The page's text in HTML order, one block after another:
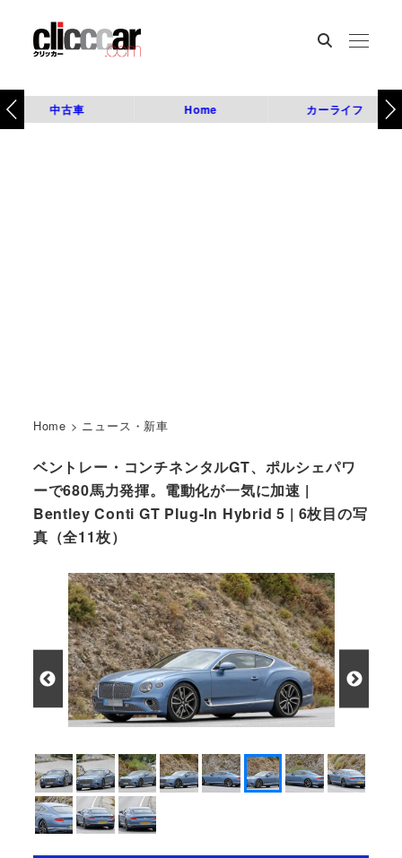
中古車 Home カーライフ
Home > ニュース・新車
ベントレー・コンチネンタルGT、ポルシェパワ
ーで680馬力発揮。電動化が一気に加速 |
Bentley Conti GT Plug-In Hybrid 5 | 6枚目の写
真（全11枚）